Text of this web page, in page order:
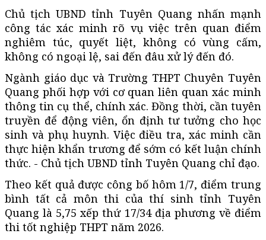
Chủ tịch UBND tỉnh Tuyên Quang nhấn mạnh
công tác xác minh rõ vụ việc trên quan điểm
nghiêm túc, quyết liệt, không có vùng cấm,
không có ngoại lệ, sai đến đâu xử lý đến đó.
Ngành giáo dục và Trường THPT Chuyên Tuyên
Quang phối hợp với cơ quan liên quan xác minh
thông tin cụ thể, chính xác. Đồng thời, cần tuyên
truyền để động viên, ổn định tư tưởng cho học
sinh và phụ huynh. Việc điều tra, xác minh cần
thực hiện khẩn trương để sớm có kết luận chính
thức. - Chủ tịch UBND tỉnh Tuyên Quang chỉ đạo.
Theo kết quả được công bố hôm 1/7, điểm trung
bình tất cả môn thi của thí sinh tỉnh Tuyên
Quang là 5,75 xếp thứ 17/34 địa phương về điểm
thi tốt nghiệp THPT năm 2026.